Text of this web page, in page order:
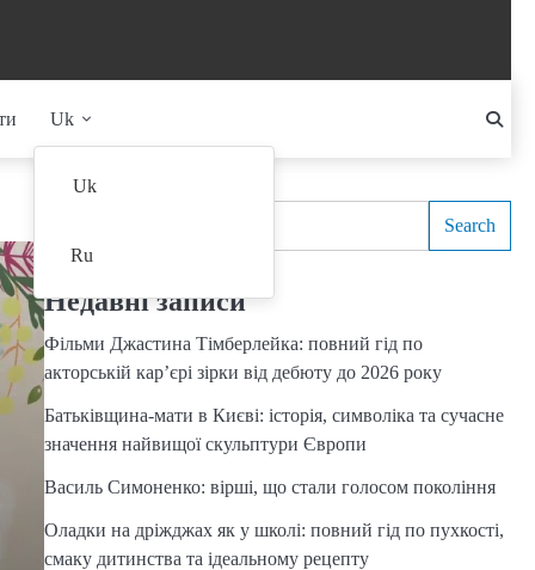
Uk
Uk
Ru
Search
Недавні записи
Фільми Джастина Тімберлейка: повний гід по
акторській кар’єрі зірки від дебюту до 2026 року
Батьківщина-мати в Києві: історія, символіка та сучасне
значення найвищої скульптури Європи
Василь Симоненко: вірші, що стали голосом покоління
Оладки на дріжджах як у школі: повний гід по пухкості,
смаку дитинства та ідеальному рецепту